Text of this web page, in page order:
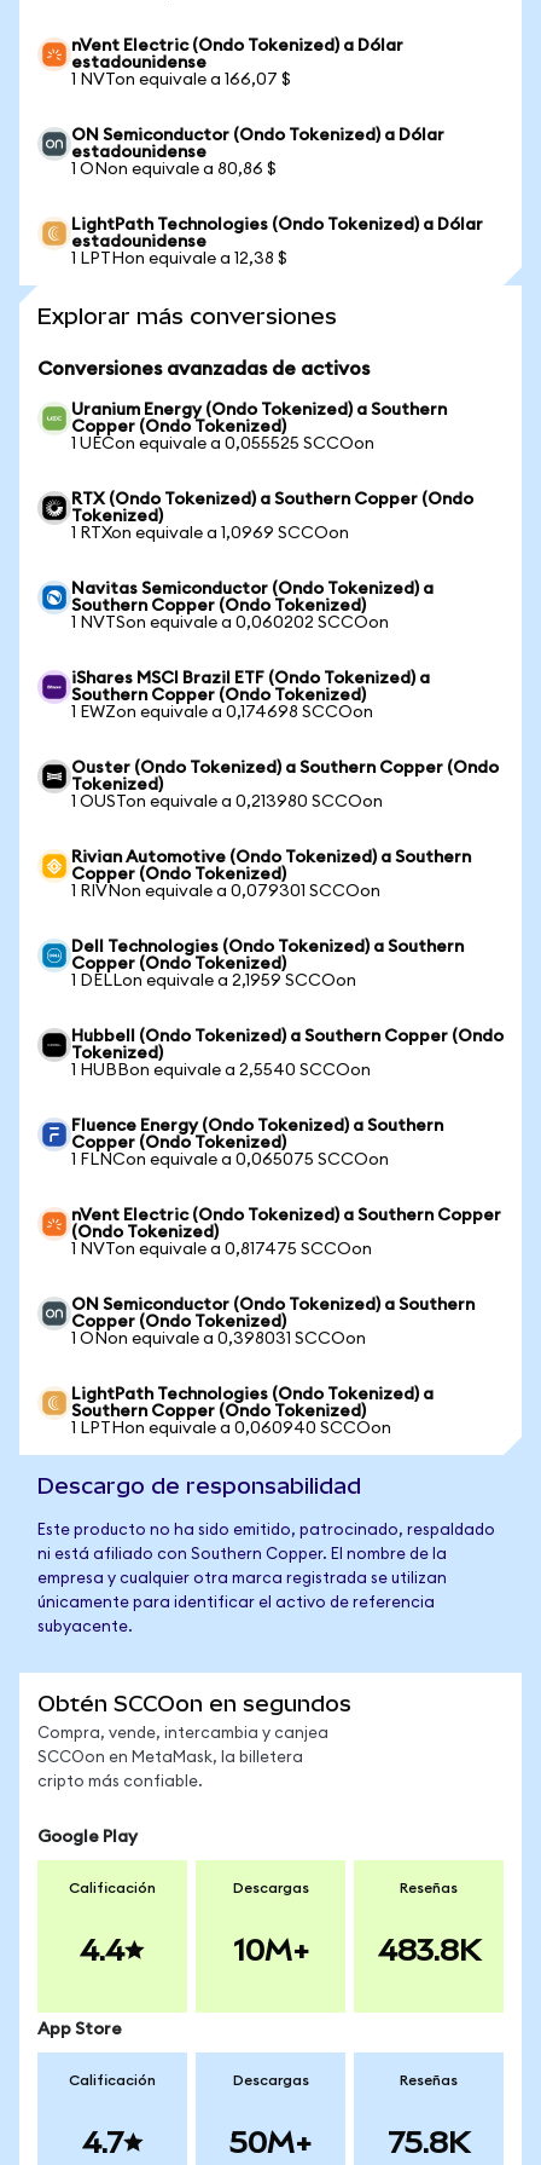
nVent Electric (Ondo Tokenized) a Dólar
estadounidense
1 NVTon equivale a 166,07 $
ON Semiconductor (Ondo Tokenized) a Dólar
estadounidense
1 ONon equivale a 80,86 $
LightPath Technologies (Ondo Tokenized) a Dólar
estadounidense
1 LPTHon equivale a 12,38 $
Explorar más conversiones
Conversiones avanzadas de activos
Uranium Energy (Ondo Tokenized) a Southern
Copper (Ondo Tokenized)
1 UECon equivale a 0,055525 SCCOon
RTX (Ondo Tokenized) a Southern Copper (Ondo
Tokenized)
1 RTXon equivale a 1,0969 SCCOon
Navitas Semiconductor (Ondo Tokenized) a
Southern Copper (Ondo Tokenized)
1 NVTSon equivale a 0,060202 SCCOon
iShares MSCI Brazil ETF (Ondo Tokenized) a
Southern Copper (Ondo Tokenized)
1 EWZon equivale a 0,174698 SCCOon
Ouster (Ondo Tokenized) a Southern Copper (Ondo
Tokenized)
1 OUSTon equivale a 0,213980 SCCOon
Rivian Automotive (Ondo Tokenized) a Southern
Copper (Ondo Tokenized)
1 RIVNon equivale a 0,079301 SCCOon
Dell Technologies (Ondo Tokenized) a Southern
Copper (Ondo Tokenized)
1 DELLon equivale a 2,1959 SCCOon
Hubbell (Ondo Tokenized) a Southern Copper (Ondo
Tokenized)
1 HUBBon equivale a 2,5540 SCCOon
Fluence Energy (Ondo Tokenized) a Southern
Copper (Ondo Tokenized)
1 FLNCon equivale a 0,065075 SCCOon
nVent Electric (Ondo Tokenized) a Southern Copper
(Ondo Tokenized)
1 NVTon equivale a 0,817475 SCCOon
ON Semiconductor (Ondo Tokenized) a Southern
Copper (Ondo Tokenized)
1 ONon equivale a 0,398031 SCCOon
LightPath Technologies (Ondo Tokenized) a
Southern Copper (Ondo Tokenized)
1 LPTHon equivale a 0,060940 SCCOon
Descargo de responsabilidad
Este producto no ha sido emitido, patrocinado, respaldado
ni está afiliado con Southern Copper. El nombre de la
empresa y cualquier otra marca registrada se utilizan
únicamente para identificar el activo de referencia
subyacente.
Obtén SCCOon en segundos
Compra, vende, intercambia y canjea
SCCOon en MetaMask, la billetera
cripto más confiable.
Google Play
Calificación
4.4
Descargas
10M+
Reseñas
483.8K
App Store
Calificación
4.7
Descargas
50M+
Reseñas
75.8K